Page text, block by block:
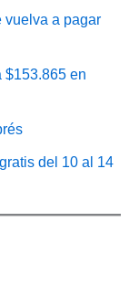
vuelva a pagar
en
del 10 al 14